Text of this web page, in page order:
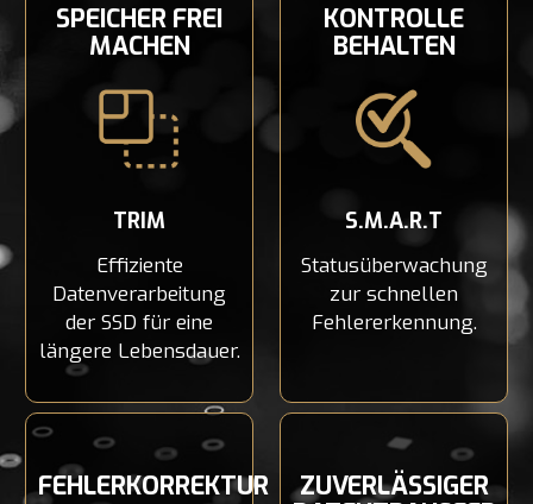
SPEICHER FREI
MACHEN
TRIM
Effiziente
Datenverarbeitung
der SSD für eine
längere Lebensdauer.
KONTROLLE
BEHALTEN
S.M.A.R.T
Statusüberwachung
zur schnellen
Fehlererkennung.
FEHLERKORREKTUR
ZUVERLÄSSIGER